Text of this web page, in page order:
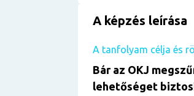
A képzés leírása
A tanfolyam célja és
Bár az OKJ
lehetőséget